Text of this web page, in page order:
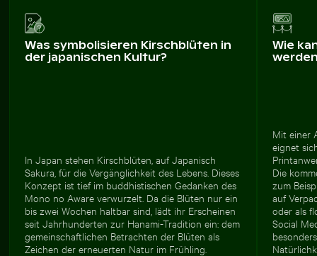
Was symbolisieren Kirschblüten in
der japanischen Kultur?
In Japan stehen Kirschblüten, auf Japanisch
Sakura, für die Vergänglichkeit des Lebens. Dieses
Konzept ist tief im buddhistischen Gedanken des
Mono no Aware verwurzelt. Da die Blüten nur ein
bis zwei Wochen haltbar sind, lädt ihr Erscheinen
seit Jahrhunderten zur Hanami-Tradition ein: dem
gemeinschaftlichen Betrachten der Blüten als
Zeichen der erneuerten Natur im Frühling.
Wie
Mit einer
eignet
Die
zum
auf
oder als
Social